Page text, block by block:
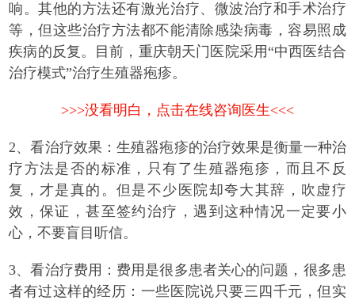
响。其他的方法还有激光治疗、微波治疗和手术治疗
等，但这些治疗方法都不能清除感染病毒，容易照成
疾病的反复。目前，重庆朝天门医院采用“中西医结合
治疗模式”治疗生殖器疱疹。
>>>没看明白，点击在线咨询医生<<<
2、看治疗效果：生殖器疱疹的治疗效果是衡量一种治
疗方法是否的标准，只有了生殖器疱疹，而且不反
复，才是真的。但是不少医院却夸大其辞，吹虚疗
效，保证，甚至签约治疗，遇到这种情况一定要小
心，不要盲目听信。
3、看治疗费用：费用是很多患者关心的问题，很多患
者有过这样的经历：一些医院说只要三四千元，但实